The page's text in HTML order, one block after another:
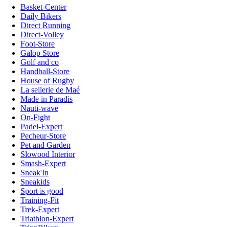
Basket-Center
Daily Bikers
Direct Running
Direct-Volley
Foot-Store
Galop Store
Golf and co
Handball-Store
House of Rugby
La sellerie de Maé
Made in Paradis
Nauti-wave
On-Fight
Padel-Expert
Pecheur-Store
Pet and Garden
Slowood Interior
Smash-Expert
Sneak'In
Sneakids
Sport is good
Training-Fit
Trek-Expert
Triathlon-Expert